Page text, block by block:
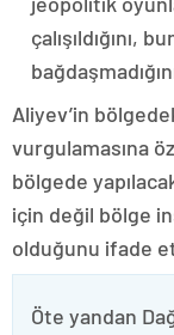
çalışıldığını,
Aliyev’in
vurgulamasına
bölgede
için değil bölge
olduğunu ifade
Öte yandan